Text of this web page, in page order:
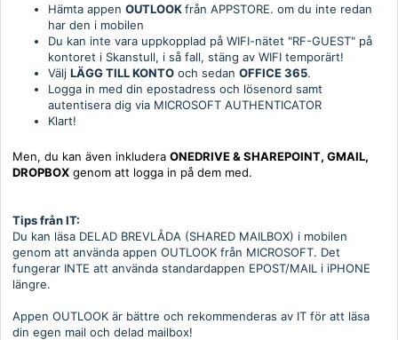
Hämta appen OUTLOOKfrån APPSTORE. om du inte redan
har den i mobilen
Du kan inte vara uppkopplad på WIFI-nätet "RF-GUEST" på
kontoret i Skanstull, i så fall, stäng av WIFI temporärt!
Välj LÄGG TILL KONTO och sedan OFFICE 365.
Logga in med din epostadress och lösenord samt
autentisera dig via MICROSOFT AUTHENTICATOR
Klart!
Men, du kan även inkludera ONEDRIVE & SHAREPOINT, GMAIL,
DROPBOX genom att logga in på dem med.
Tips från IT:
Du kan läsa DELAD BREVLÅDA (SHARED MAILBOX) i mobilen
genom att använda appen OUTLOOK från MICROSOFT. Det
fungerar INTE att använda standardappen EPOST/MAIL i iPHONE
längre.
Appen OUTLOOK är bättre och rekommenderas av IT för att läsa
din egen mail och delad mailbox!